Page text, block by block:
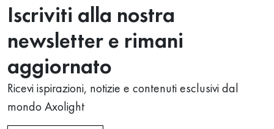
Iscriviti alla nostra
newsletter e rimani
aggiornato
Ricevi ispirazioni, notizie e contenuti esclusivi dal
mondo Axolight